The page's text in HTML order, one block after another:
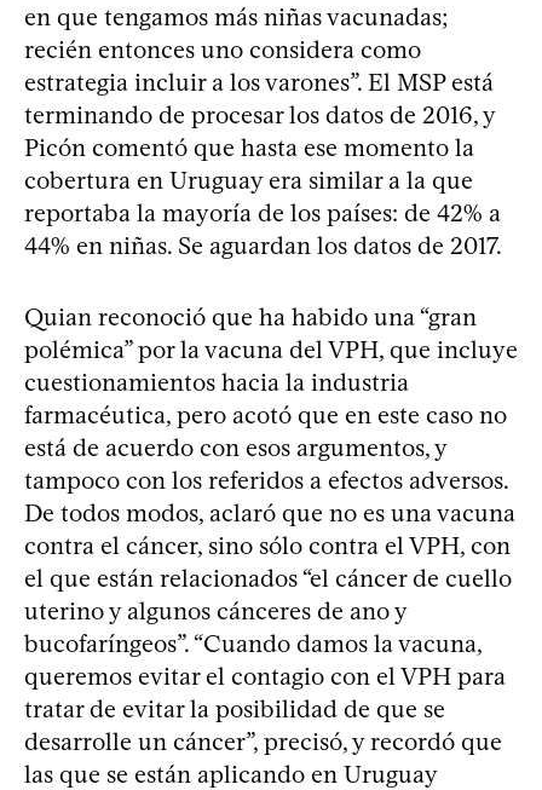
en que tengamos más niñas vacunadas;
recién entonces uno considera como
estrategia incluir a los varones”. El MSP está
terminando de procesar los datos de 2016, y
Picón comentó que hasta ese momento la
cobertura en Uruguay era similar a la que
reportaba la mayoría de los países: de 42% a
44% en niñas. Se aguardan los datos de 2017.
Quian reconoció que ha habido una “gran
polémica” por la vacuna del VPH, que incluye
cuestionamientos hacia la industria
farmacéutica, pero acotó que en este caso no
está de acuerdo con esos argumentos, y
tampoco con los referidos a efectos adversos.
De todos modos, aclaró que no es una vacuna
contra el cáncer, sino sólo contra el VPH, con
el que están relacionados “el cáncer de cuello
uterino y algunos cánceres de ano y
bucofaríngeos”. “Cuando damos la vacuna,
queremos evitar el contagio con el VPH para
tratar de evitar la posibilidad de que se
desarrolle un cáncer”, precisó, y recordó que
las que se están aplicando en Uruguay